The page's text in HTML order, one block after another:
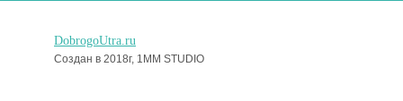
DobrogoUtra.ru
Создан в 2018г, 1MM STUDIO